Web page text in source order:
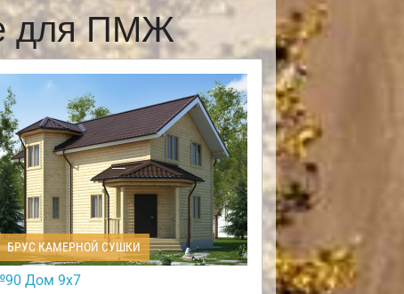
для ПМЖ
БРУС КАМЕРНОЙ СУШКИ
Дом 9х7